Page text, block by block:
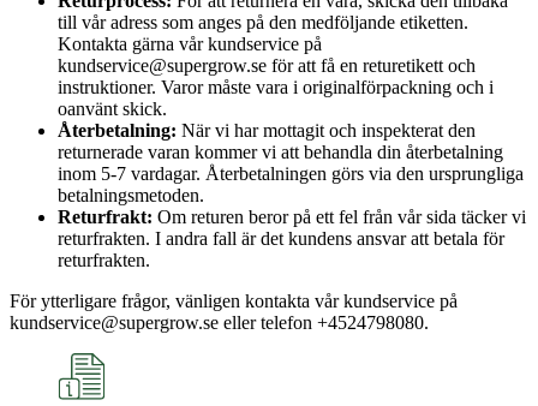
till vår adress som anges på den medföljande etiketten.
Kontakta gärna vår kundservice på
kundservice@supergrow.se för att få en returetikett och
instruktioner. Varor måste vara i originalförpackning och i
oanvänt skick.
Återbetalning: När vi har mottagit och inspekterat den
returnerade varan kommer vi att behandla din återbetalning
inom 5-7 vardagar. Återbetalningen görs via den ursprungliga
betalningsmetoden.
Returfrakt: Om returen beror på ett fel från vår sida täcker vi
returfrakten. I andra fall är det kundens ansvar att betala för
returfrakten.
För ytterligare frågor, vänligen kontakta vår kundservice på
kundservice@supergrow.se eller telefon +4524798080.